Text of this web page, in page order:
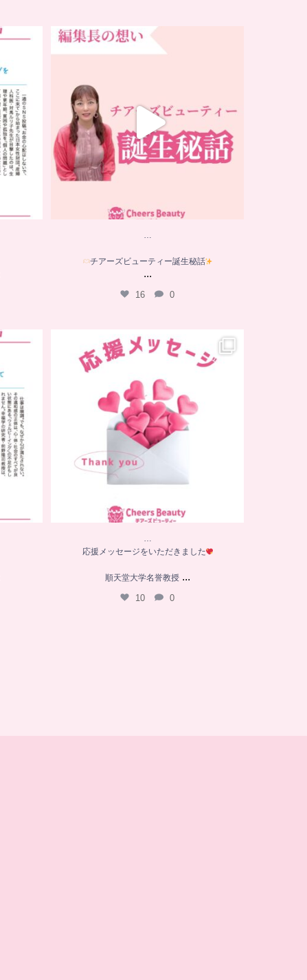
…
チアーズビューティー誕生秘話
…
チアーズビューティー誕生秘話
...
16 0
…
応援メッセージをいただきました
10
…
応援メッセージをいただきました
順天堂大学名誉教授 ...
10 0